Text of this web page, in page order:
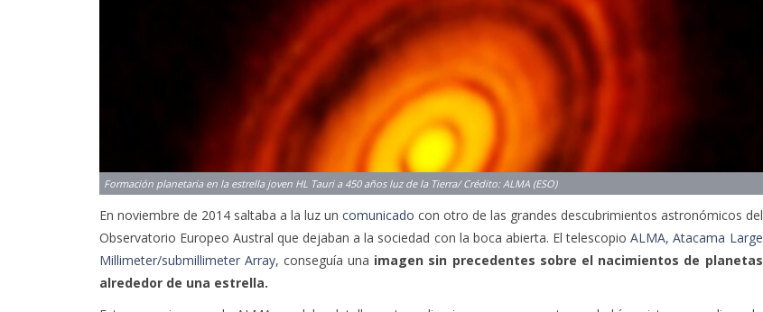
Formación planetaria en la estrella joven HL Tauri a 450 años luz de la Tierra/ Crédito: ALMA (ESO)
En noviembre de 2014 saltaba a la luz un comunicado con otro de las grandes descubrimientos astronómicos del
Observatorio Europeo Austral que dejaban a la sociedad con la boca abierta. El telescopioALMA, Atacama Large
Millimeter/submillimeter Array, conseguía una imagen sin precedentes sobre el nacimientos de planetas
alrededor de una estrella.